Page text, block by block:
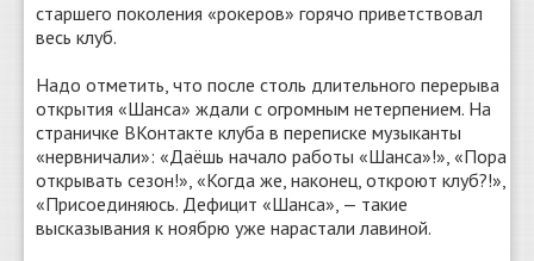
старшего поколения «рокеров» горячо приветствовал
весь клуб.
Надо отметить, что после столь длительного перерыва
открытия «Шанса» ждали с огромным нетерпением. На
страничке ВКонтакте клуба в переписке музыканты
«нервничали»: «Даёшь начало работы «Шанса»!», «Пора
открывать сезон!», «Когда же, наконец, откроют клуб?!»,
«Присоединяюсь. Дефицит «Шанса», — такие
высказывания к ноябрю уже нарастали лавиной.